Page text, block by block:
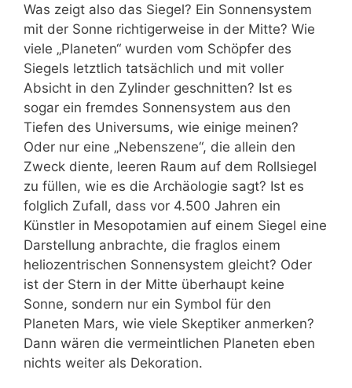
Was zeigt also das Siegel? Ein Sonnensystem
mit der Sonne richtigerweise in der Mitte? Wie
viele „Planeten“ wurden vom Schöpfer des
Siegels letztlich tatsächlich und mit voller
Absicht in den Zylinder geschnitten? Ist es
sogar ein fremdes Sonnensystem aus den
Tiefen des Universums, wie einige meinen?
Oder nur eine „Nebenszene“, die allein den
Zweck diente, leeren Raum auf dem Rollsiegel
zu füllen, wie es die Archäologie sagt? Ist es
folglich Zufall, dass vor 4.500 Jahren ein
Künstler in Mesopotamien auf einem Siegel eine
Darstellung anbrachte, die fraglos einem
heliozentrischen Sonnensystem gleicht? Oder
ist der Stern in der Mitte überhaupt keine
Sonne, sondern nur ein Symbol für den
Planeten Mars, wie viele Skeptiker anmerken?
Dann wären die vermeintlichen Planeten eben
nichts weiter als Dekoration.